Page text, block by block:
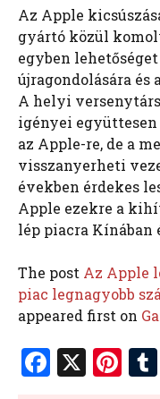
Az Apple
gyártó közül
egyben
újragondolására és
A helyi
igényei
az Apple-re, de a
visszanyerheti
években érdekes
Apple ezekre a
lép piacra Kínában
The post Az Apple
piac legnagyobb
appeared first on
F X Pi